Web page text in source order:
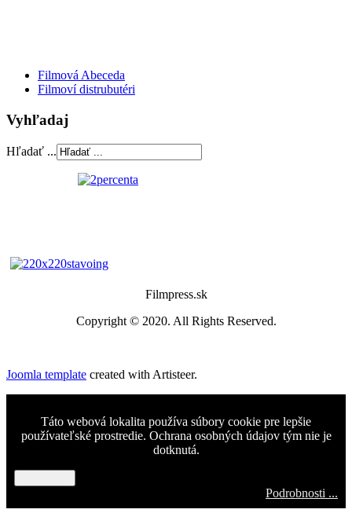
Filmová Abeceda
Filmoví distrubutéri
Vyhľadaj
Hľadať ...
Filmpress.sk
Copyright © 2020. All Rights Reserved.
Joomla template created with Artisteer.
Táto webová lokalita používa súbory cookie pre lepšie
používateľské prostredie. Ochrana osobných údajov tým nie je
dotknutá.
Podrobnosti ...